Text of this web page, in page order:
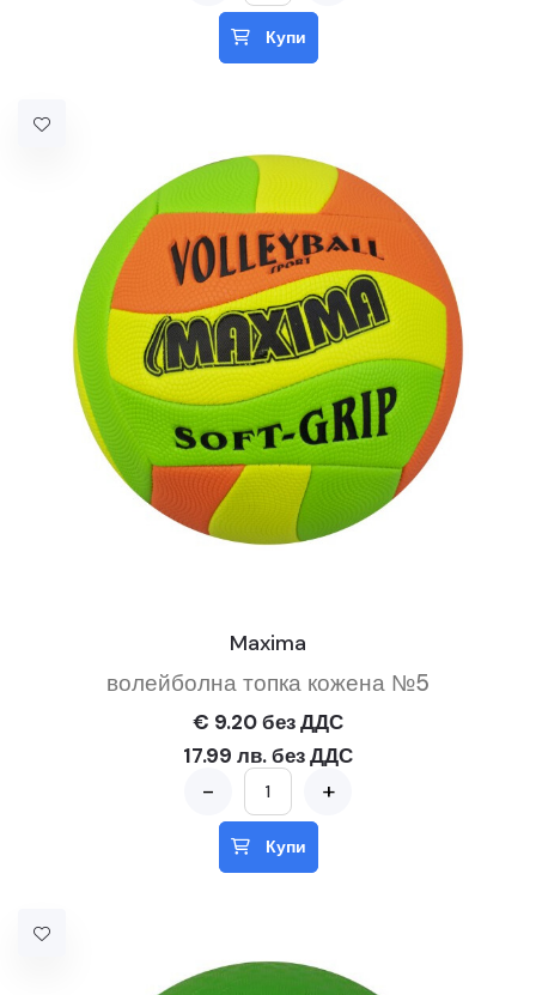
Купи
Maxima
волейболна топка кожена №5
€ 9.20 без ДДС
17.99 лв. без ДДС
- +
Купи